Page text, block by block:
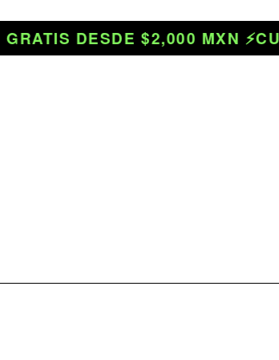
DESDE $2,000 MXN ⚡